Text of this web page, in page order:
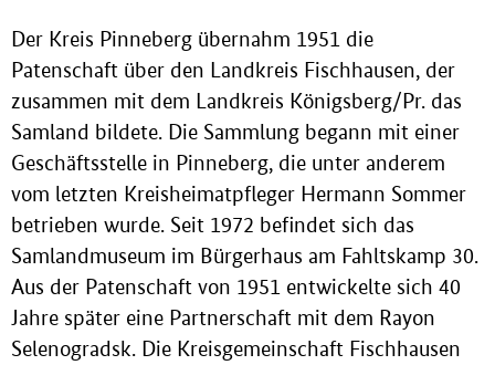
Der Kreis Pinneberg übernahm 1951 die
Patenschaft über den Landkreis Fischhausen, der
zusammen mit dem Landkreis Königsberg/Pr. das
Samland bildete. Die Sammlung begann mit einer
Geschäftsstelle in Pinneberg, die unter anderem
vom letzten Kreisheimatpfleger Hermann Sommer
betrieben wurde. Seit 1972 befindet sich das
Samlandmuseum im Bürgerhaus am Fahltskamp 30.
Aus der Patenschaft von 1951 entwickelte sich 40
Jahre später eine Partnerschaft mit dem Rayon
Selenogradsk. Die Kreisgemeinschaft Fischhausen